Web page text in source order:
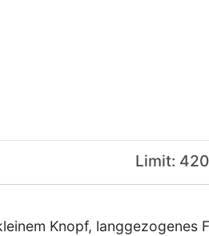
Limit:
Knopf, langgezogenes